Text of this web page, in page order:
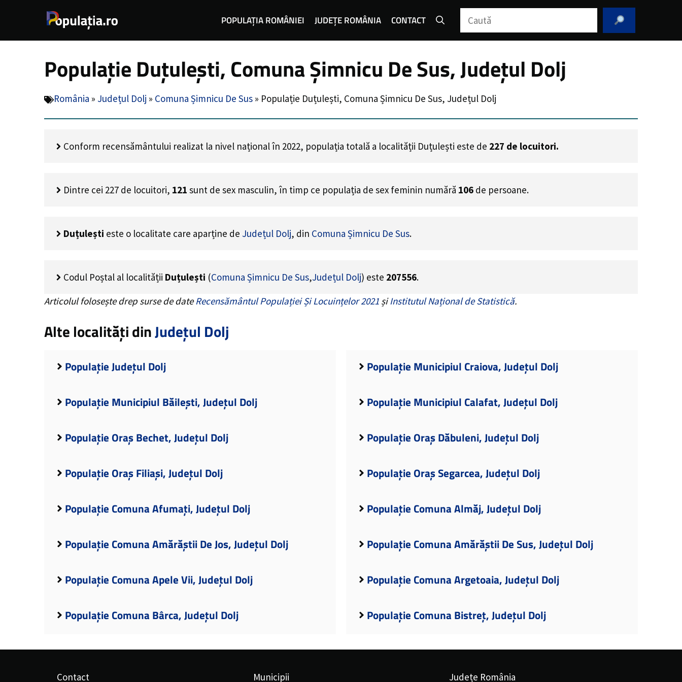
POPULAȚIA ROMÂNIEI JUDEȚE ROMÂNIA CONTACT Caută
Populație Duțulești, Comuna Șimnicu De Sus, Județul Dolj
România » Județul Dolj » Comuna Șimnicu De Sus » Populație Duțulești, Comuna Șimnicu De Sus, Județul Dolj
Conform recensământului realizat la nivel național în 2022, populația totală a localității Duțulești este de 227 de locuitori.
Dintre cei 227 de locuitori, 121 sunt de sex masculin, în timp ce populația de sex feminin numără 106 de persoane.
Duțulești este o localitate care aparține de Județul Dolj, din Comuna Șimnicu De Sus.
Codul Poștal al localității Duțulești (Comuna Șimnicu De Sus,Județul Dolj) este 207556.
Articolul folosește drep surse de dateRecensământul Populației Și Locuințelor 2021 șiInstitutul Național de Statistică.
Alte localități dinJudețul Dolj
Populație Județul Dolj Populație Municipiul Craiova, Județul Dolj
Populație Municipiul Băilești, Județul Dolj Populație Municipiul Calafat, Județul Dolj
Populație Oraș Bechet, Județul Dolj Populație Oraș Dăbuleni, Județul Dolj
Populație Oraș Filiași, Județul Dolj Populație Oraș Segarcea, Județul Dolj
Populație Comuna Afumați, Județul Dolj Populație Comuna Almăj, Județul Dolj
Populație Comuna Amărăștii De Jos, Județul Dolj Populație Comuna Amărăștii De Sus, Județul Dolj
Populație Comuna Apele Vii, Județul Dolj Populație Comuna Argetoaia, Județul Dolj
Populație Comuna Bârca, Județul Dolj Populație Comuna Bistreț, Județul Dolj
Contact Municipii Județe România